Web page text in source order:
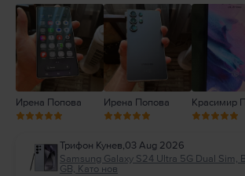
2
Ирена Попова Ирена Попова Красимир
Трифон Кунев,03 Aug 2026
Samsung Galaxy S24 Ultra 5G Dual Sim,
GB, Като нов